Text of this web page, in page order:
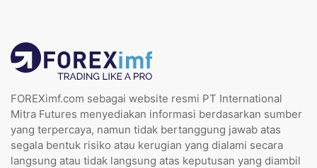
FOREXimf.com sebagai website resmi PT International
Mitra Futures menyediakan informasi berdasarkan sumber
yang terpercaya, namun tidak bertanggung jawab atas
segala bentuk risiko atau kerugian yang dialami secara
langsung atau tidak langsung atas keputusan yang diambil